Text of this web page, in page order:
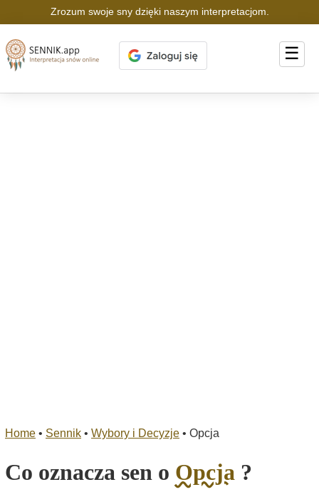
Zrozum swoje sny dzięki naszym interpretacjom.
☰
Home • Sennik • Wybory i Decyzje • Opcja
Co oznacza sen o Opcja ?